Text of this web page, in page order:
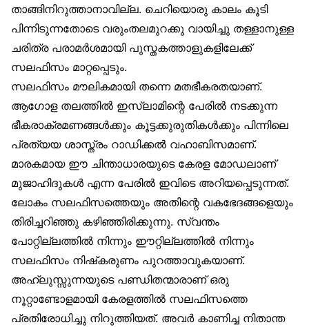
താങ്ങിനിറുത്താനാവില്ല. ചെറിയൊരു കാലം കൂടി
പിന്നിടുന്നതോടെ വരുംതലമുറക്കു വായിച്ചു തള്ളാനുള്ള
ചരിത്ര പരാമർശമായി പുസ്തകത്താളുകളിലേക്ക്
സലഫിസം മാറ്റപ്പെടും.
സലഫിസം മൗലികമായി തന്നെ മതഭീകരതയാണ്.
ആഗോള തലത്തിൽ ഇസ്‌ലാമിന്റെ പേരിൽ നടക്കുന്ന
ഭീകരാക്രമണങ്ങൾക്കും കൂട്ടക്കുരുതികൾക്കും പിന്നിലെ
പ്രത്യയ ശാസ്ത്രം റാഡിക്കൽ വഹാബിസമാണ്.
മാരകമായ ഈ ചിന്താധാരയുടെ കേരള മോഡലാണ്
മുജാഹിദുകൾ എന്ന പേരിൽ ഇവിടെ അറിയപ്പെടുന്നത്.
ലോകം സലഫിസത്തെയും അതിന്റെ വകഭേദങ്ങളെയും
തിരിച്ചറിഞ്ഞു കഴിഞ്ഞിരിക്കുന്നു. സ്വന്തം
പോറ്റില്ലത്തിൽ നിന്നും ഈറ്റില്ലത്തിൽ നിന്നും
സലഫിസം നിഷ്‌കരുണം പുറത്താവുകയാണ്.
അഹ്‌ലുസ്സുന്നയുടെ പണ്ഡിതന്മാരാണ് ഒരു
നൂറ്റാണ്ടോളമായി കേരളത്തിൽ സലഫിസത്തെ
പ്രതിരോധിച്ചു നിറുത്തിയത്. അവർ കാണിച്ച നിതാന്ത